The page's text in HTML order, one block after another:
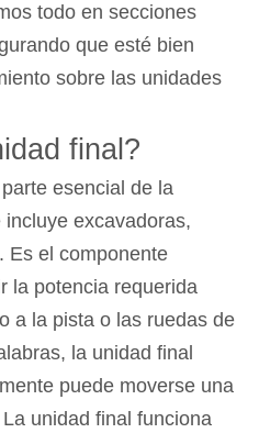
todo en secciones
que esté bien
sobre las unidades
final?
esencial de la
excavadoras,
Es el componente
la potencia requerida
a la pista o las ruedas de
la unidad final
puede moverse una
unidad final funciona